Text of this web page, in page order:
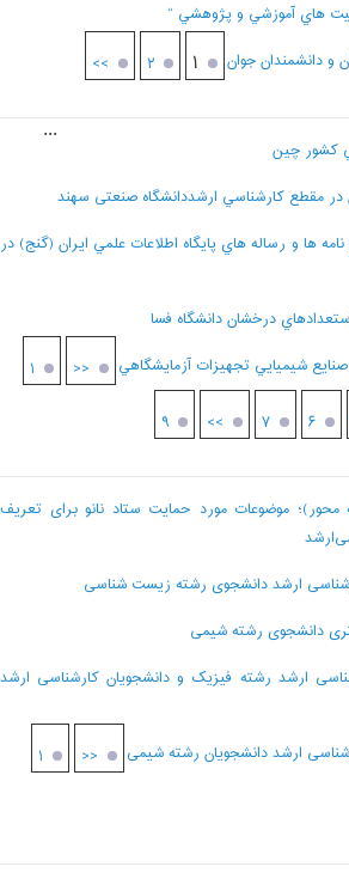
هاي آموزشي و پژوهشي “
و دانشمندان جوان
۱ ۲ >>
کشور چين
در مقطع کارشناسي ارشددانشگاه صنعتی سهند
ها و رساله هاي پايگاه اطلاعات علمي ايران (گنج) در
درخشان دانشگاه فسا
صنايع شيميايي تجهيزات آزمايشگاهي
<< ۱
۶ ۷
...
۹ >>
محور)؛ موضوعات مورد حمایت ستاد نانو برای تعریف
ارشد دانشجوی رشته زیست شناسی
دانشجوی رشته شیمی
ارشد رشته فیزیک و دانشجویان کارشناسی ارشد
ارشد دانشجویان رشته شیمی
<< ۱